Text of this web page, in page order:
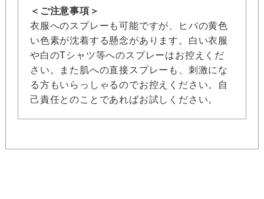
＜ご注意事項＞
衣服へのスプレーも可能ですが、ヒバの黄色
い色素が沈着する懸念があります。白い衣服
や白のTシャツ等へのスプレーはお控えくだ
さい。また肌への直接スプレーも、刺激にな
る方もいらっしゃるのでお控えください。自
己責任とのことであればお試しください。